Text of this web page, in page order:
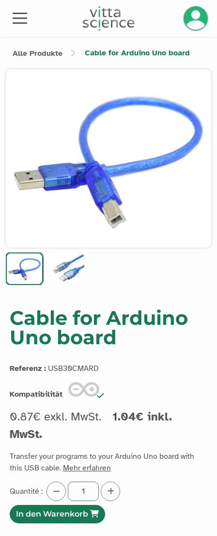
Ihr
Alle Produkte Cable for Arduino Uno board
Cable for Arduino
Uno board
Referenz : USB30CMARD
Kompatibilität
0.87€ exkl. MwSt.
1.04€ inkl.
MwSt.
Transfer your programs to your Arduino Uno board with
this USB cable. Mehr erfahren
Quantité :
In den Warenkorb